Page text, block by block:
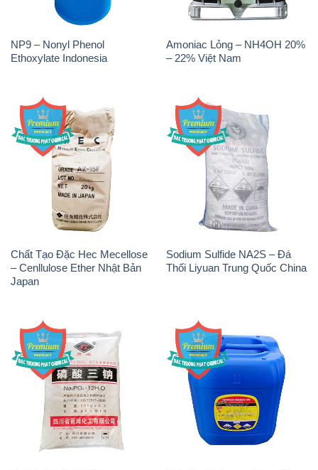
NP9 – Nonyl Phenol
Ethoxylate Indonesia
Amoniac Lỏng – NH4OH 20%
– 22% Việt Nam
Chất Tạo Đặc Hec Mecellose
– Cenllulose Ether Nhật Bản
Japan
Sodium Sulfide NA2S – Đá
Thối Liyuan Trung Quốc China